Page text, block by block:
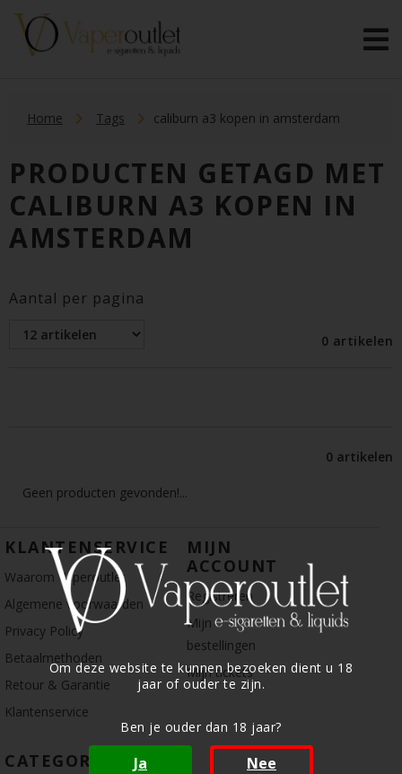
Om deze website te kunnen bezoeken dient u 18
jaar of ouder te zijn.
Ben je ouder dan 18 jaar?
Ja Nee
Home Tags caliburn a3 kopen in amsterdam
PRODUCTEN GETAGD MET
CALIBURN A3 KOPEN IN
AMSTERDAM
Aantal per pagina
0 artikelen
0 artikelen
Geen producten gevonden!...
KLANTENSERVICE
Waarom Vaperoutlet
Algemene voorwaarden
Privacy Policy
Betaalmethoden
Retour & Garantie
Klantenservice
MIJN
ACCOUNT
Registreren
Mijn
bestellingen
Mijn tickets
CATEGORIE